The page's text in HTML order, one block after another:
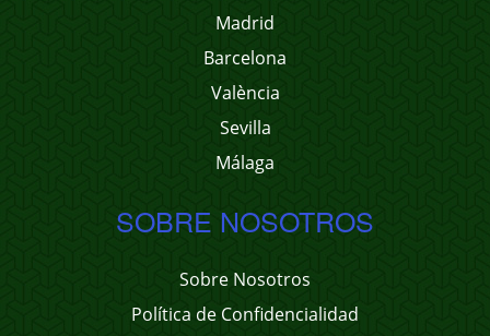
Madrid
Barcelona
València
Sevilla
Málaga
SOBRE NOSOTROS
Sobre Nosotros
Política de Confidencialidad